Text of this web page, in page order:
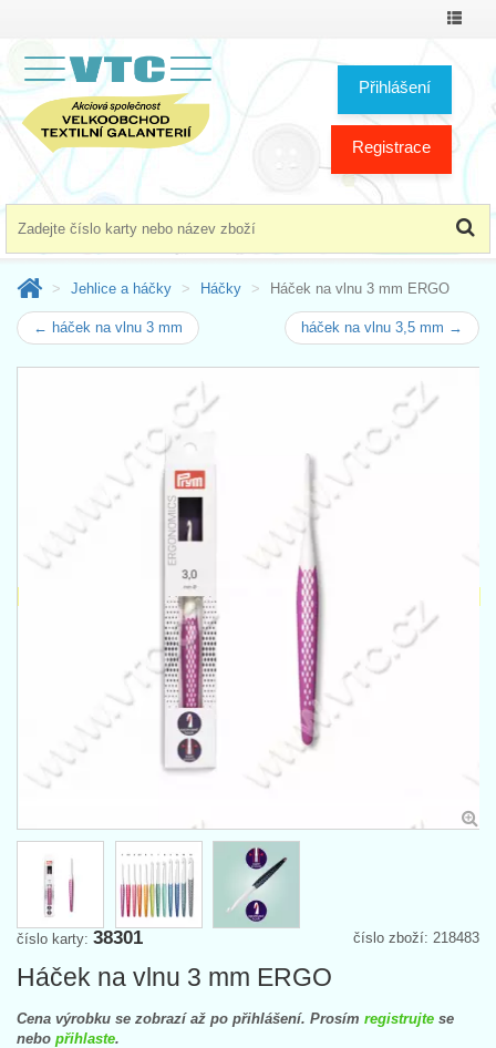
Přihlášení
Registrace
Jehlice a háčky Háčky Háček na vlnu 3 mm ERGO
← háček na vlnu 3 mm háček na vlnu 3,5 mm →
číslo zboží: 218483
číslo karty: 38301
Háček na vlnu 3 mm ERGO
Cena výrobku se zobrazí až po přihlášení. Prosím registrujte se
nebo přihlaste.